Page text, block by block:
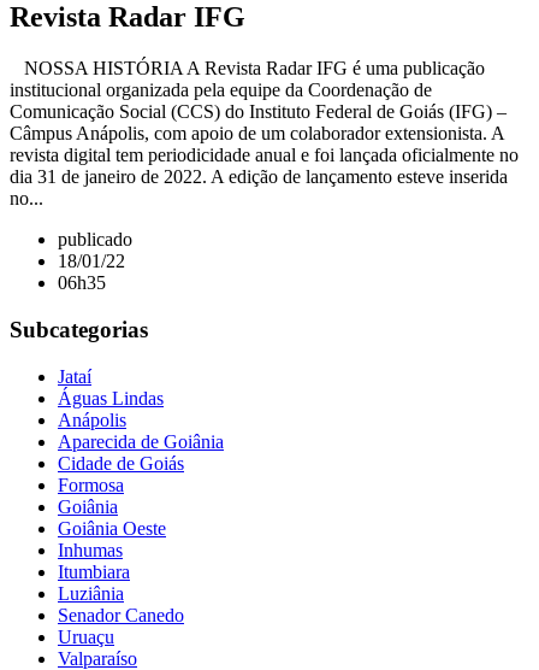
Revista Radar IFG
NOSSA HISTÓRIA A Revista Radar IFG é uma publicação
institucional organizada pela equipe da Coordenação de
Comunicação Social (CCS) do Instituto Federal de Goiás (IFG) –
Câmpus Anápolis, com apoio de um colaborador extensionista. A
revista digital tem periodicidade anual e foi lançada oficialmente no
dia 31 de janeiro de 2022. A edição de lançamento esteve inserida
no...
publicado
18/01/22
06h35
Subcategorias
Jataí
Águas Lindas
Anápolis
Aparecida de Goiânia
Cidade de Goiás
Formosa
Goiânia
Goiânia Oeste
Inhumas
Itumbiara
Luziânia
Senador Canedo
Uruaçu
Valparaíso